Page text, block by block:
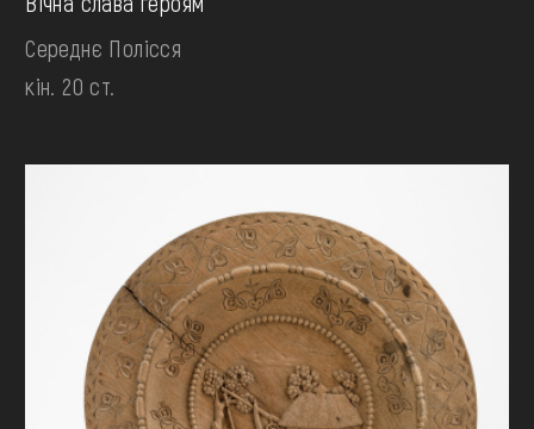
Середнє Полісся
кін. 20 ст.